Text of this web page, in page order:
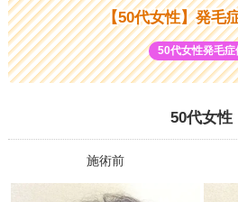
【50代女性】発毛
50代女性発毛症
50代女性
施術前